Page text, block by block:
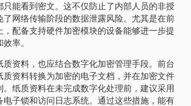
只能看到密文。这不仅防止了内部人员的非授
了网络传输阶段的数据泄露风险。尤其是在前
，配备支持硬件加密模块的设备能够进一步提
率。
质资料，也应结合数字化加密管理手段。前台
质资料转换为加密的电子文档，并在加密文件
。纸质资料在未完成数字化处理前，建议采用
电子锁和访问日志系统。通过这些措施，能有